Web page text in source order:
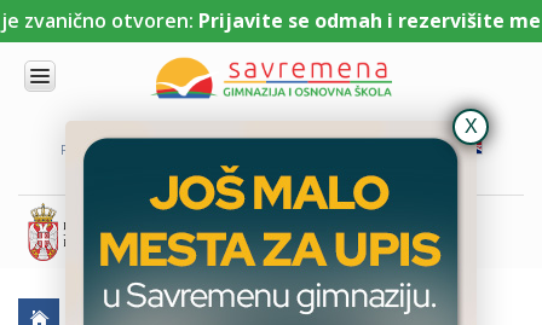
otvoren:Prijavite se odmah i rezervišite mesto
PORTAL ZA UČENIKE
NAMA
KOMBINOVANI
PROGRAM
NACIONALNI
PROGRAM
CAMBRIDGE
PROGRAM